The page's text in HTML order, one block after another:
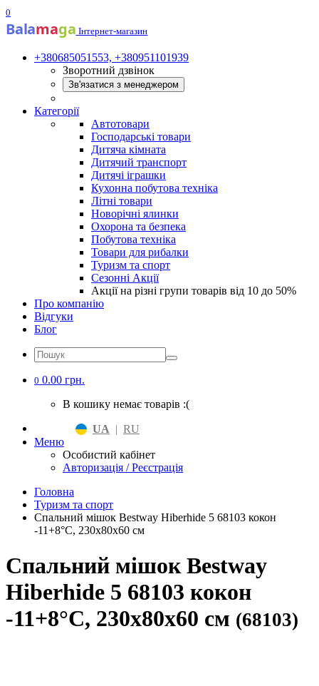
0
Balamaga Інтернет-магазин
+380685051553, +380951101939
Зворотний дзвінок
Зв'язатися з менеджером
Категорії
Автотовари
Господарські товари
Дитяча кімната
Дитячий транспорт
Дитячі іграшки
Кухонна побутова техніка
Літні товари
Новорічні ялинки
Охорона та безпека
Побутова техніка
Товари для рибалки
Туризм та спорт
Сезонні Акції
Акції на різні групи товарів від 10 до 50%
Про компанію
Відгуки
Блог
0 0.00 грн.
В кошику немає товарів :(
UA | RU
Меню
Особистий кабінет
Авторизація / Реєстрація
Головна
Туризм та спорт
Спальний мішок Bestway Hiberhide 5 68103 кокон
-11+8°С, 230х80х60 см
Спальний мішок Bestway
Hiberhide 5 68103 кокон
-11+8°С, 230х80х60 см (68103)